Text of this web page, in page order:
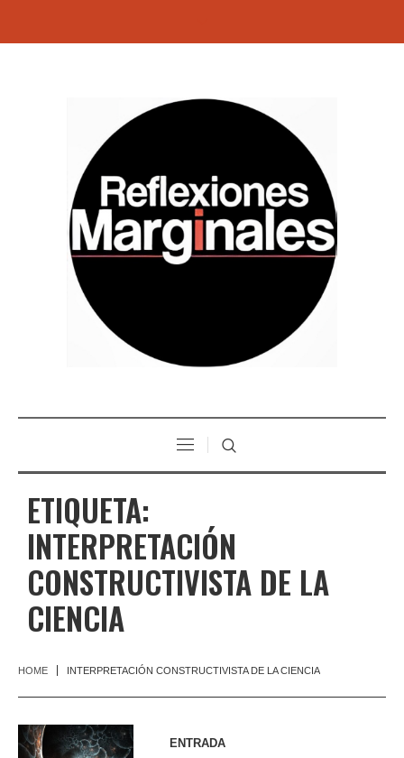
ETIQUETA:
INTERPRETACIÓN
CONSTRUCTIVISTA DE LA
CIENCIA
HOME INTERPRETACIÓN CONSTRUCTIVISTA DE LA CIENCIA
ENTRADA